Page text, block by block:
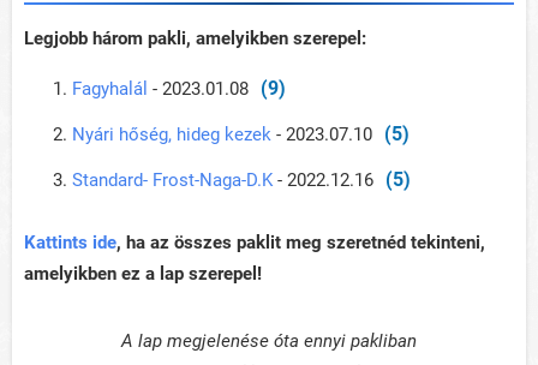
Legjobb három pakli, amelyikben szerepel:
Fagyhalál - 2023.01.08 (9)
Nyári hőség, hideg kezek - 2023.07.10 (5)
Standard- Frost-Naga-D.K - 2022.12.16 (5)
Kattints ide, ha az összes paklit meg szeretnéd tekinteni,
amelyikben ez a lap szerepel!
A lap megjelenése óta ennyi pakliban